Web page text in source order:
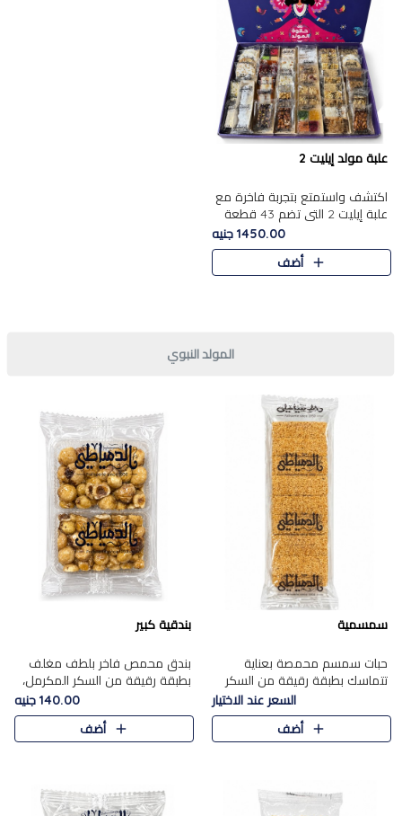
علبة مولد إيليت 2
اكتشف واستمتع بتجربة فاخرة مع
علبة إيليت 2 التي تضم 43 قطعة
تشكيلة من أرقى حلويات المولد
الشرقية المصرية الأصيلة ,معروضة
بشكل جميل في علبة أ..
1450.00 جنيه
أضف
المولد النبوي
سمسمية
حبات سمسم محمصة بعناية
تتماسك بطبقة رقيقة من السكر
المكرمل، لتقدم طعم السمسم
المميز وقرمشتة التي ارتبطت ببهجة
المولد عبر الأجيال.
السعر عند الاختيار
أضف
بندقية كبير
بندق محمص فاخر بلطف مغلف
بطبقة رقيقة من السكر المكرمل،
يجمع بين النكهة الغنية ناتي
والقرمشة الراقية المرضية في
حلوى شرقية أنيقه بطابع مميز.
140.00 جنيه
أضف